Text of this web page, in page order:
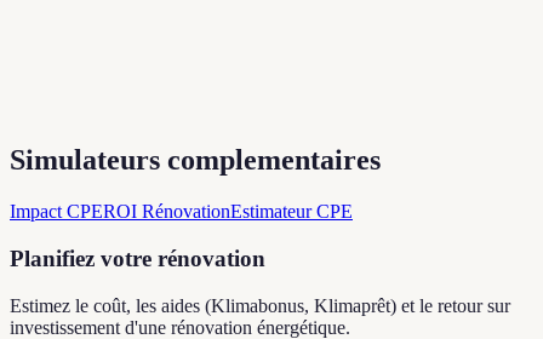
Simulateurs complementaires
Impact CPEROI RénovationEstimateur CPE
Planifiez votre rénovation
Estimez le coût, les aides (Klimabonus, Klimaprêt) et le retour sur
investissement d'une rénovation énergétique.